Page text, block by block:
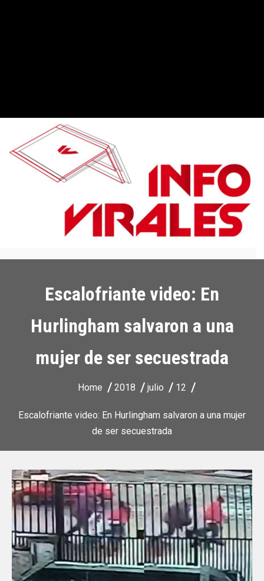
Escalofriante video: En
Hurlingham salvaron a una
mujer de ser secuestrada
Home 2018 julio 12
Escalofriante video: En Hurlingham salvaron a una mujer
de ser secuestrada